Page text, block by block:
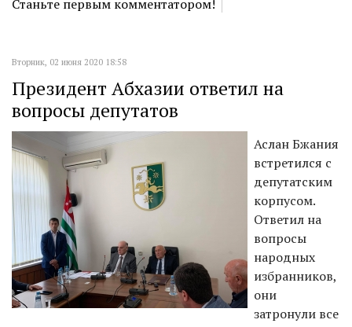
Станьте первым комментатором!
Вторник, 02 июня 2020 18:58
Президент Абхазии ответил на
вопросы депутатов
Аслан Бжания
встретился с
депутатским
корпусом.
Ответил на
вопросы
народных
избранников,
они
затронули все